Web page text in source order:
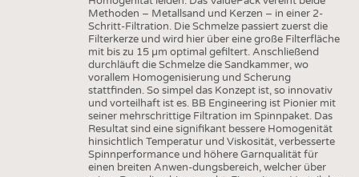
Methoden – Metallsand und Kerzen – in einer 2-
Schritt-Filtration. Die Schmelze passiert zuerst die
Filterkerze und wird hier über eine große Filterfläche
mit bis zu 15 µm optimal gefiltert. Anschließend
durchläuft die Schmelze die Sandkammer, wo
vorallem Homogenisierung und Scherung
stattfinden. So simpel das Konzept ist, so innovativ
und vorteilhaft ist es. BB Engineering ist Pionier mit
seiner mehrschrittige Filtration im Spinnpaket. Das
Resultat sind eine signifikant bessere Homogenität
hinsichtlich Temperatur und Viskosität, verbesserte
Spinnperformance und höhere Garnqualität für
einen breiten Anwen-dungsbereich, welcher über